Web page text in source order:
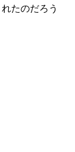
たのだろう